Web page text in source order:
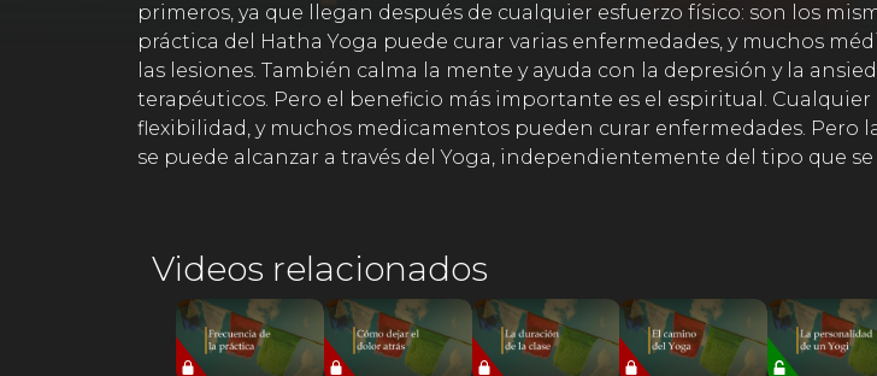
primeros, ya que llegan después de cualquier esfuerzo físico: son los
práctica del Hatha Yoga puede curar varias enfermedades, y muchos
las lesiones. También calma la mente y ayuda con la depresión y la
terapéuticos. Pero el beneficio más importante es el espiritual.
flexibilidad, y muchos medicamentos pueden curar enfermedades.
se puede alcanzar a través del Yoga, independientemente del tipo que
Videos relacionados